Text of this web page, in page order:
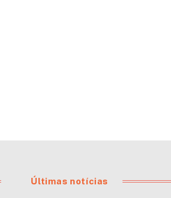
Últimas notícias